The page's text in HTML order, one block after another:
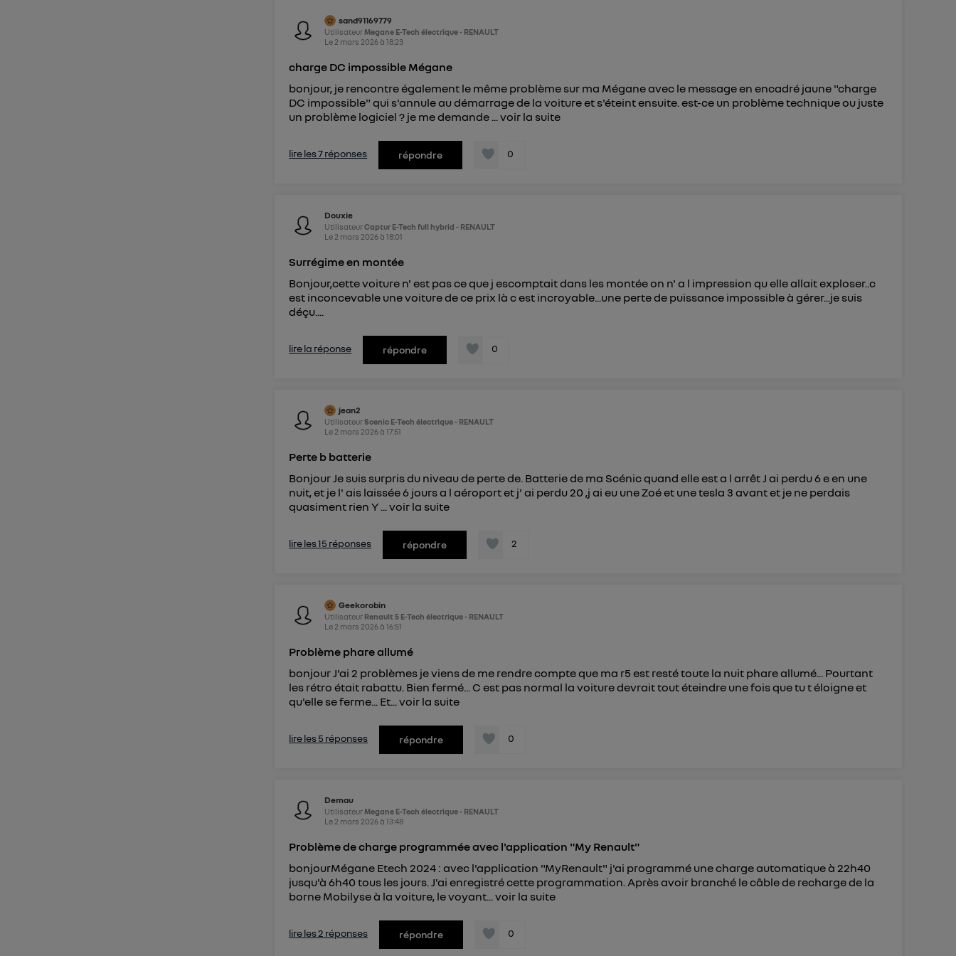
sand91169779
Utilisateur Megane E-Tech électrique - RENAULT
Le 2 mars 2026à18:23
charge DC impossible Mégane
bonjour, je rencontre également le même problème sur ma Mégane avec le message en encadré jaune "charge
DC impossible" qui s'annule au démarrage de la voiture et s'éteint ensuite. est-ce un problème technique ou juste
un problème logiciel ? je me demande ...voir la suite
lire les 7 réponses répondre 0
Douxie
UtilisateurCaptur E-Tech full hybrid - RENAULT
Le 2 mars 2026à18:01
Surrégime en montée
Bonjour,cette voiture n' est pas ce que j escomptait dans les montée on n' a l impression qu elle allait exploser..c
est inconcevable une voiture de ce prix là c est incroyable...une perte de puissance impossible à gérer...je suis
déçu....
lire la réponse répondre 0
jean2
UtilisateurScenic E-Tech électrique - RENAULT
Le 2 mars 2026à17:51
Perte b batterie
Bonjour Je suis surpris du niveau de perte de. Batterie de ma Scénic quand elle est a l arrêt J ai perdu 6 e en une
nuit, et je l' ais laissée 6 jours a l aéroport et j' ai perdu 20 ,j ai eu une Zoé et une tesla 3 avant et je ne perdais
quasiment rien Y ...voir la suite
lire les 15 réponses répondre 2
Geekorobin
Utilisateur Renault 5 E-Tech électrique - RENAULT
Le 2 mars 2026à16:51
Problème phare allumé
bonjour J'ai 2 problèmes je viens de me rendre compte que ma r5 est resté toute la nuit phare allumé... Pourtant
les rétro était rabattu. Bien fermé... C est pas normal la voiture devrait tout éteindre une fois que tu t éloigne et
qu'elle se ferme... Et...voir la suite
lire les 5 réponses répondre 0
Demau
Utilisateur Megane E-Tech électrique - RENAULT
Le 2 mars 2026à13:48
Problème de charge programmée avec l'application "My Renault"
bonjourMégane Etech 2024 : avec l'application "MyRenault" j'ai programmé une charge automatique à 22h40
jusqu'à 6h40 tous les jours. J'ai enregistré cette programmation. Après avoir branché le câble de recharge de la
borne Mobilyse à la voiture, le voyant...voir la suite
lire les 2 réponses répondre 0
via la page « gérer Utiq » en bas de ce site. Pour plus d'informations, veuillez
consulterla Politique d'information sur les données personnelles d'Utiq